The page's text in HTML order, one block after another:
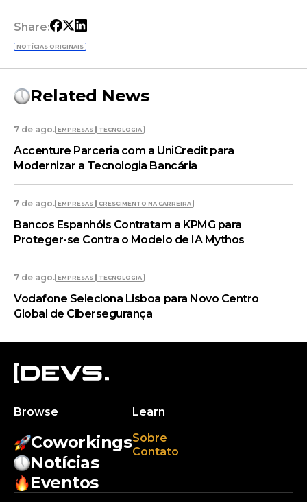
Share:
NOTÍCIAS ORIGINAIS
Related News
7 de ago. EMPRESAS TECNOLOGIA
Accenture Parceria com a UniCredit para
Modernizar a Tecnologia Bancária
7 de ago. EMPRESAS CRESCIMENTO NA CARREIRA
Bancos Espanhóis Contratam a KPMG para
Proteger-se Contra o Modelo de IA Mythos
7 de ago. EMPRESAS TECNOLOGIA
Vodafone Seleciona Lisboa para Novo Centro
Global de Cibersegurança
Browse
Coworkings
Notícias
Eventos
Learn
Sobre
Contato